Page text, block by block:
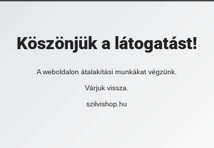
Köszönjük a látogatást!
A weboldalon átalakítási munkákat végzünk.
Várjuk vissza.
szilvishop.hu